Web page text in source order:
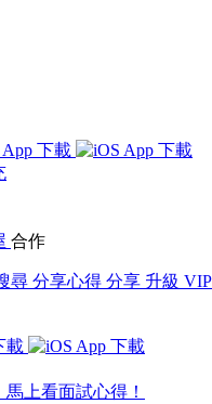
合作
尋 分享心得 分享 升級 VIP
上看面試心得！